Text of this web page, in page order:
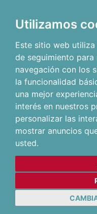
Utilizamos
Este sitio web
de seguimiento
navegación con los
la funcionalidad
una mejor
interés en nuestros
personalizar las
mostrar anuncios
usted.